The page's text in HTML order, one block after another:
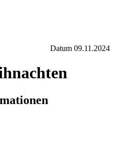
Datum 09.11.2024